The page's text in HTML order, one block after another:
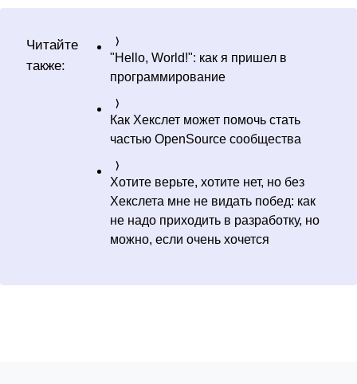
Читайте
также:
"Hello, World!": как я пришел в
программирование
Как Хекслет может помочь стать
частью OpenSource сообщества
Хотите верьте, хотите нет, но без
Хекслета мне не видать побед: как
не надо приходить в разработку, но
можно, если очень хочется